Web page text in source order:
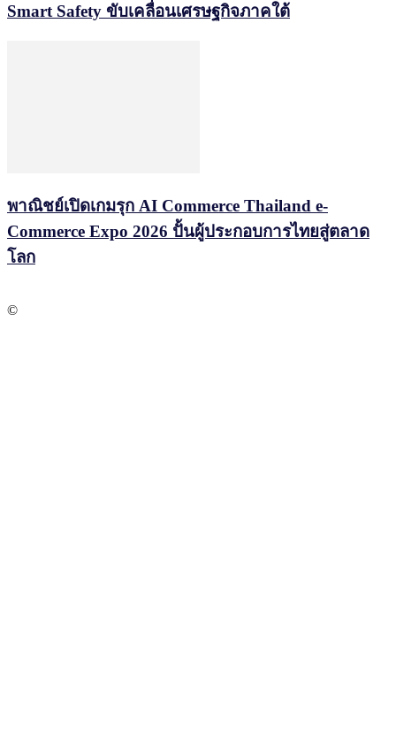
Smart Safety ขับเคลื่อนเศรษฐกิจภาคใต้
พาณิชย์เปิดเกมรุก AI Commerce Thailand e-
Commerce Expo 2026 ปั้นผู้ประกอบการไทยสู่ตลาด
โลก
©